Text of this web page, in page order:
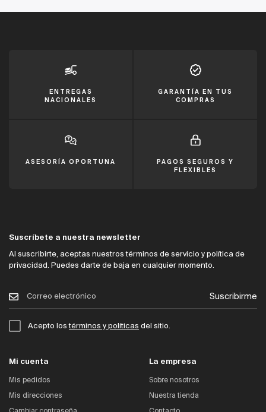
ENTREGAS
NACIONALES
GARANTÍA EN TUS
COMPRAS
ASESORÍA OPORTUNA
PAGOS SEGUROS Y
FLEXIBLES
Suscríbete a nuestra newsletter
Al suscribirte, aceptas nuestros términos de servicio y política de
privacidad. Puedes darte de baja en cualquier momento.
Suscribirme
Acepto lostérminos y políticas del sitio.
Mi cuenta
Mis pedidos
Mis direcciones
La empresa
Sobre nosotros
Nuestra tienda